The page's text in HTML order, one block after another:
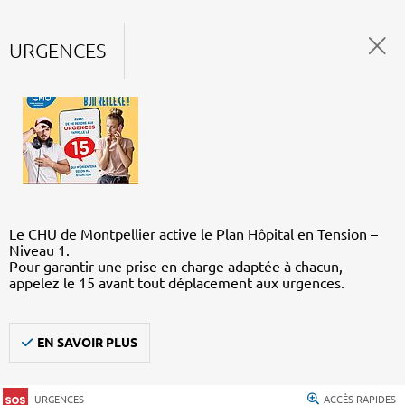
URGENCES
Le CHU de Montpellier active le Plan Hôpital en Tension –
Niveau 1.
Pour garantir une prise en charge adaptée à chacun,
appelez le 15 avant tout déplacement aux urgences.
EN SAVOIR PLUS
URGENCES ACCÈS RAPIDES